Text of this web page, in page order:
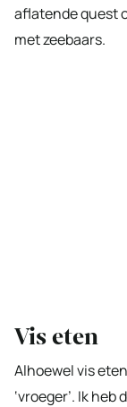
aflatende quest
met zeebaars.
Vis eten
Alhoewel vis
‘vroeger’. Ik